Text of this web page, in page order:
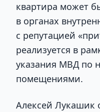
квартира может
в органах
с репутацией
реализуется в
указания МВД по
помещениями.
Алексей Лукашик